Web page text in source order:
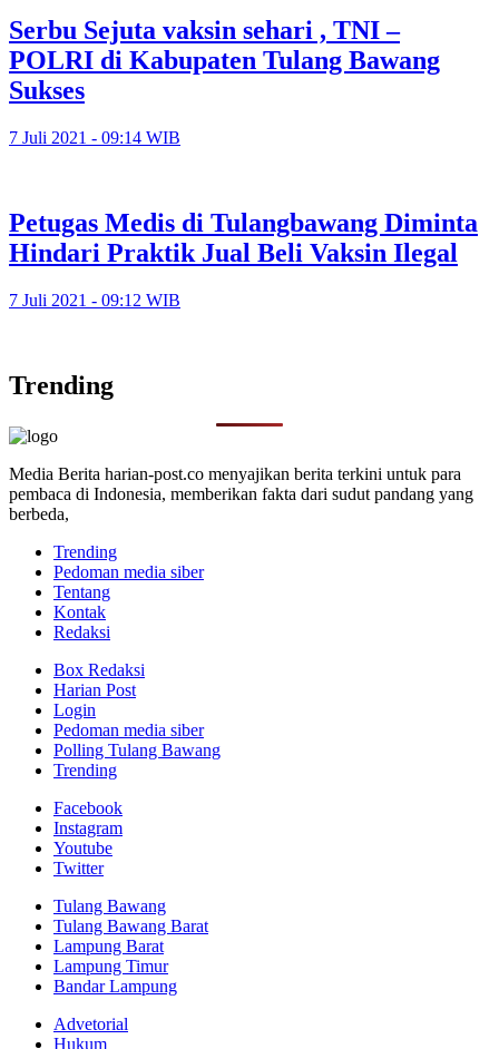
Serbu Sejuta vaksin sehari , TNI –
POLRI di Kabupaten Tulang Bawang
Sukses
7 Juli 2021 - 09:14 WIB
Petugas Medis di Tulangbawang Diminta
Hindari Praktik Jual Beli Vaksin Ilegal
7 Juli 2021 - 09:12 WIB
Trending
Media Berita harian-post.co menyajikan berita terkini untuk para
pembaca di Indonesia, memberikan fakta dari sudut pandang yang
berbeda,
Trending
Pedoman media siber
Tentang
Kontak
Redaksi
Box Redaksi
Harian Post
Login
Pedoman media siber
Polling Tulang Bawang
Trending
Facebook
Instagram
Youtube
Twitter
Tulang Bawang
Tulang Bawang Barat
Lampung Barat
Lampung Timur
Bandar Lampung
Advetorial
Hukum